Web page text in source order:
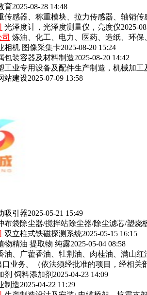
育2025-08-28 14:48
传感器、称重模块、拉力传感器、轴销
光泽度计，光泽度测量仪，亮度仪2025-
炼油、化工、电力、医药、造纸、环
相机 图像采集卡2025-08-20 15:24
包装容器及材料制造2025-08-20 14:42
工业专用设备及配件生产制造，机械加工
站建设2025-07-09 13:58
吸引器2025-05-21 15:49
布袋除尘器/搅拌站除尘器/除尘滤芯/塑烧
双立柱式铁磁探测系统2025-05-15 16:15
物精油 提取物 纯露2025-05-04 08:58
油、广藿香油、牡荆油、肉桂油、满山
业务。（依法须经批准的项目，经相关
剂 饲料添加剂 2025-04-23 14:09
制造2025-04-22 11:29